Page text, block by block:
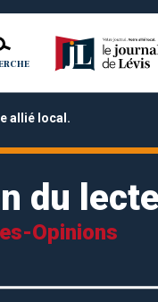
allié local.
du
Opinions